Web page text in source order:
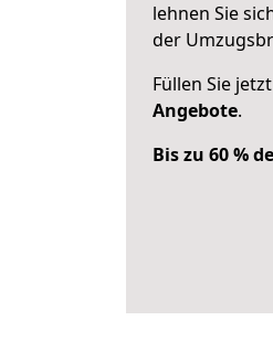
lehnen Sie
der
Füllen Sie
Angebote.
Bis zu 60 %